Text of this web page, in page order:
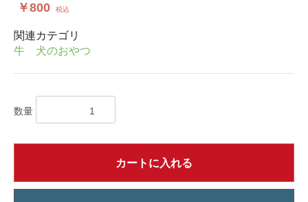
￥800 税込
関連カテゴリ
牛 犬のおやつ
数量
カートに入れる